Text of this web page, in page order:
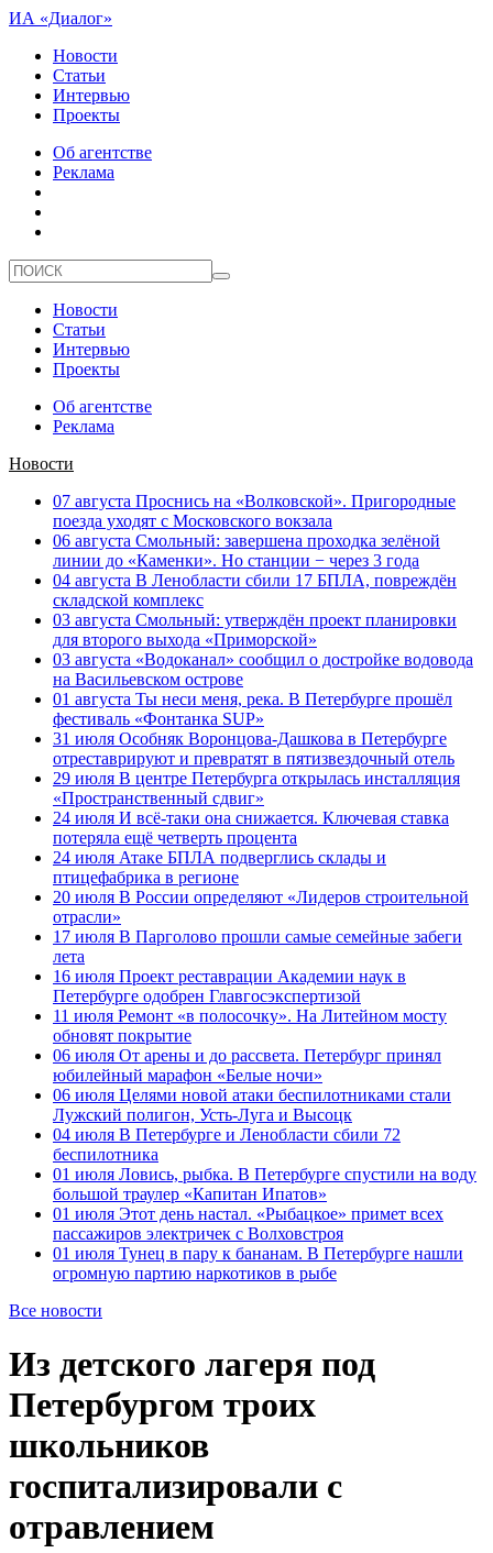
ИА «Диалог»
Новости
Статьи
Интервью
Проекты
Об агентстве
Реклама
Новости
Статьи
Интервью
Проекты
Об агентстве
Реклама
Новости
07 августа Проснись на «Волковской». Пригородные
поезда уходят с Московского вокзала
06 августа Смольный: завершена проходка зелёной
линии до «Каменки». Но станции − через 3 года
04 августа В Ленобласти сбили 17 БПЛА, повреждён
складской комплекс
03 августа Смольный: утверждён проект планировки
для второго выхода «Приморской»
03 августа «Водоканал» сообщил о достройке водовода
на Васильевском острове
01 августа Ты неси меня, река. В Петербурге прошёл
фестиваль «Фонтанка SUP»
31 июля Особняк Воронцова-Дашкова в Петербурге
отреставрируют и превратят в пятизвездочный отель
29 июля В центре Петербурга открылась инсталляция
«Пространственный сдвиг»
24 июля И всё-таки она снижается. Ключевая ставка
потеряла ещё четверть процента
24 июля Атаке БПЛА подверглись склады и
птицефабрика в регионе
20 июля В России определяют «Лидеров строительной
отрасли»
17 июля В Парголово прошли самые семейные забеги
лета
16 июля Проект реставрации Академии наук в
Петербурге одобрен Главгосэкспертизой
11 июля Ремонт «в полосочку». На Литейном мосту
обновят покрытие
06 июля От арены и до рассвета. Петербург принял
юбилейный марафон «Белые ночи»
06 июля Целями новой атаки беспилотниками стали
Лужский полигон, Усть-Луга и Высоцк
04 июля В Петербурге и Ленобласти сбили 72
беспилотника
01 июля Ловись, рыбка. В Петербурге спустили на воду
большой траулер «Капитан Ипатов»
01 июля Этот день настал. «Рыбацкое» примет всех
пассажиров электричек с Волховстроя
01 июля Тунец в пару к бананам. В Петербурге нашли
огромную партию наркотиков в рыбе
Все новости
Из детского лагеря под
Петербургом троих
школьников
госпитализировали с
отравлением